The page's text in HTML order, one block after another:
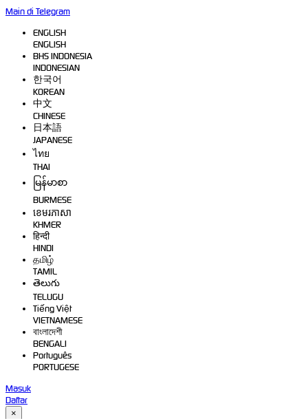
Main di Telegram
ENGLISH
ENGLISH
BHS INDONESIA
INDONESIAN
한국어
KOREAN
中文
CHINESE
日本語
JAPANESE
ไทย
THAI
မြန်မာစာ
BURMESE
ខេមរភាសា
KHMER
हिन्दी
HINDI
தமிழ்
TAMIL
తెలుగు
TELUGU
Tiếng Việt
VIETNAMESE
বাংলাদেশী
BENGALI
Português
PORTUGESE
Masuk
Daftar
×